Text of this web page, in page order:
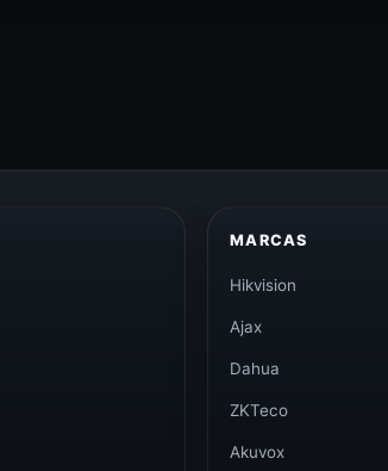
MARCAS
Hikvision
Ajax
Dahua
ZKTeco
Akuvox